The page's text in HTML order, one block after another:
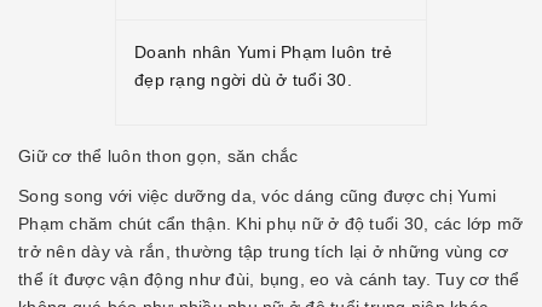
Doanh nhân Yumi Phạm luôn trẻ
đẹp rạng ngời dù ở tuổi 30.
Giữ cơ thể luôn thon gọn, săn chắc
Song song với việc dưỡng da, vóc dáng cũng được chị Yumi
Phạm chăm chút cẩn thận. Khi phụ nữ ở độ tuổi 30, các lớp mỡ
trở nên dày và rắn, thường tập trung tích lại ở những vùng cơ
thể ít được vận động như đùi, bụng, eo và cánh tay. Tuy cơ thể